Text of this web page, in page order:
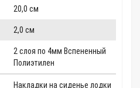
20,0 см
2,0 см
2 слоя по 4мм Вспененный
Полиэтилен
Накладки на сиденье лодки